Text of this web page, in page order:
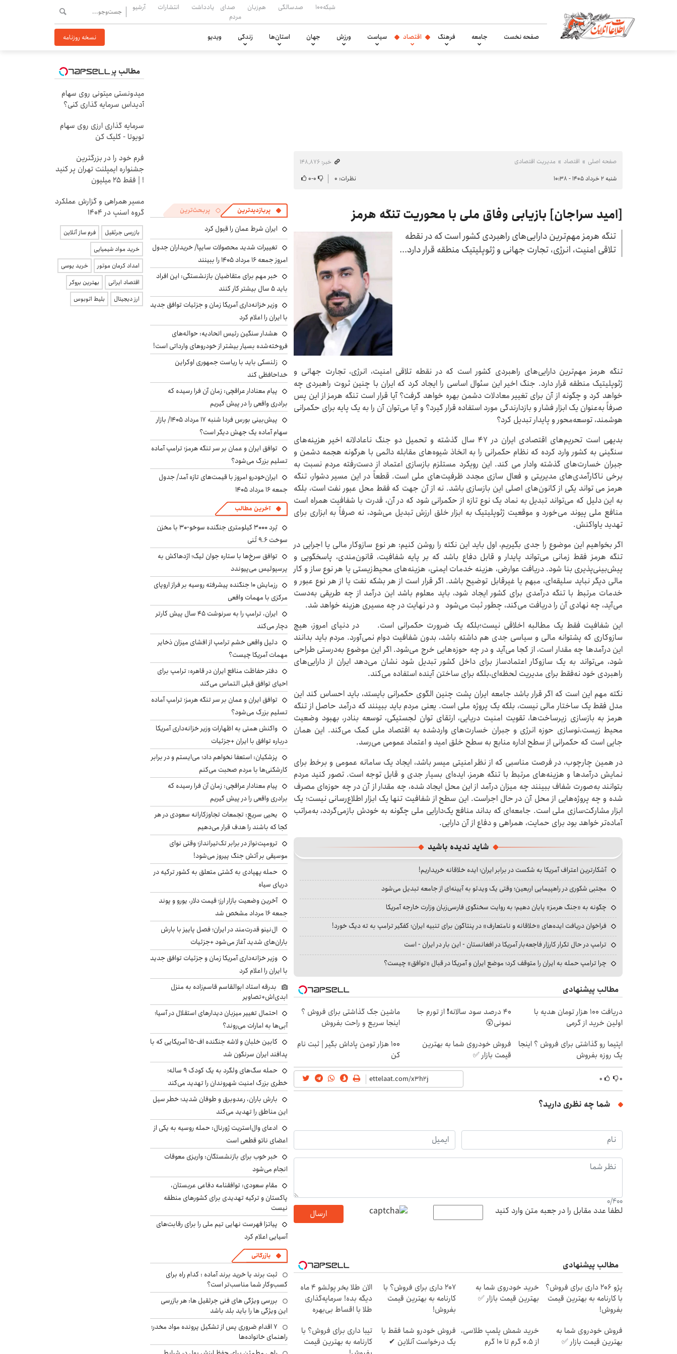
شبکه۱۰۰ صدسالگی هم‌زبان
صدای
مردم
یادداشت انتشارات آرشیو
صفحه نخست جامعه فرهنگ اقتصاد سیاست ورزش جهان استان‌ها زندگی ویدیو نسخه روزنامه
صفحه اصلی اقتصاد مدیریت اقتصادی
خبر: ۱۴۸٬۸۷۶
شنبه ۲ خرداد ۱۴۰۵ - ۱۰:۳۸
نظرات: ۰ ۰-۰
[امید سراجان] بازیابی وفاق ملی با محوریت تنگه هرمز
تنگه هرمز مهم‌ترین دارایی‌های راهبردی کشور است که در نقطه
تلاقی امنیت، انرژی، تجارت جهانی و ژئوپلیتیک منطقه قرار دارد...
تنگه هرمز مهم‌ترین دارایی‌های راهبردی کشور است که در نقطه تلاقی امنیت، انرژی، تجارت جهانی و
ژئوپلیتیک منطقه قرار دارد. جنگ اخیر این سئوال اساسی را ایجاد کرد که ایران با چنین ثروت راهبردی چه
خواهد کرد و چگونه از آن برای تغییر معادلات دشمن بهره خواهد گرفت؟ آیا قرار است تنگه هرمز از این پس
صرفاً به‌عنوان یک ابزار فشار و بازدارندگی مورد استفاده قرار گیرد؟ و آیا می‌توان آن را به یک پایه برای حکمرانی
هوشمند، توسعه‌محور و پایدار تبدیل کرد؟
بدیهی است تحریم‌های اقتصادی ایران در ۴۷ سال گذشته و تحمیل دو جنگ ناعادلانه اخیر هزینه‌های
سنگینی به کشور وارد کرده‌ که نظام حکمرانی را به اتخاذ شیوه‌های مقابله دائمی با هرگونه هجمه دشمن و
جبران خسارت‌های گذشته وادار می کند. این رویکرد مستلزم بازسازی اعتماد از دست‌رفته مردم نسبت به
برخی ناکارآمدی‌های مدیریتی و فعال سازی مجدد ظرفیت‌های ملی است. قطعاً در این مسیر دشوار، تنگه
هرمز می تواند یکی از کانون‌های اصلی این بازسازی باشد. نه از آن جهت که فقط محل عبور نفت است، بلکه
به این دلیل که می‌تواند تبدیل به نماد یک نوع تازه از حکمرانی شود که در آن، قدرت با شفافیت همراه است
منافع ملی پیوند می‌خورد و موقعیت ژئوپلیتیک به ابزار خلق ارزش تبدیل می‌شود، نه صرفاً به ابزاری برای
تهدید یاواکنش.
اگر بخواهیم این موضوع را جدی بگیریم، اول باید این نکته را روشن کنیم: هر نوع سازوکار مالی یا اجرایی در
تنگه هرمز فقط زمانی می‌تواند پایدار و قابل دفاع باشد که بر پایه شفافیت، قانون‌مندی، پاسخگویی و
پیش‌بینی‌پذیری بنا شود. دریافت عوارض، هزینه خدمات ایمنی، هزینه‌های محیط‌زیستی یا هر نوع ساز و کار
مالی دیگر نباید سلیقه‌ای، مبهم یا غیرقابل توضیح باشد. اگر قرار است از هر بشکه نفت یا از هر نوع عبور و
خدمات مرتبط با تنگه درآمدی برای کشور ایجاد شود، باید معلوم باشد این درآمد از چه طریقی به‌دست
می‌آید، چه نهادی آن را دریافت می‌کند، چطور ثبت می‌شود و در نهایت در چه مسیری هزینه خواهد شد.
این شفافیت فقط یک مطالبه اخلاقی نیست؛بلکه یک ضرورت حکمرانی است. در دنیای امروز، هیچ
سازوکاری که پشتوانه مالی و سیاسی جدی هم داشته باشد، بدون شفافیت دوام نمی‌آورد. مردم باید بدانند
این درآمدها چه مقدار است، از کجا می‌آید و در چه حوزه‌هایی خرج می‌شود. اگر این موضوع به‌درستی طراحی
شود، می‌تواند به یک سازوکار اعتمادساز برای داخل کشور تبدیل شود نشان می‌دهد ایران از دارایی‌های
راهبردی خود نه‌فقط برای مدیریت لحظه‌ای،بلکه برای ساختن آینده استفاده می‌کند.
نکته مهم این است که اگر قرار باشد جامعه ایران پشت چنین الگوی حکمرانی بایستد، باید احساس کند این
مدل فقط یک ساختار مالی نیست، بلکه یک پروژه ملی است. یعنی مردم باید ببینند که درآمد حاصل از تنگه
هرمز به بازسازی زیرساخت‌ها، تقویت امنیت دریایی، ارتقای توان لجستیکی، توسعه بنادر، بهبود وضعیت
محیط‌ زیست،نوسازی حوزه انرژی و جبران خسارت‌های واردشده به اقتصاد ملی کمک می‌کند. این همان
جایی است که حکمرانی از سطح اداره منابع به سطح خلق امید و اعتماد عمومی می‌رسد.
در همین چارچوب، در فرصت مناسبی که از نظر امنیتی میسر باشد، ایجاد یک سامانه عمومی و برخط برای
نمایش درآمدها و هزینه‌های مرتبط با تنگه هرمز، ایده‌ای بسیار جدی و قابل توجه است. تصور کنید مردم
بتوانند به‌صورت شفاف ببینند چه میزان درآمد از این محل ایجاد شده، چه مقدار از آن در چه حوزه‌ای مصرف
شده و چه پروژه‌هایی از محل آن در حال اجراست. این سطح از شفافیت تنها یک ابزار اطلاع‌رسانی نیست؛ یک
ابزار مشارکت‌سازی ملی است. جامعه‌ای که بداند منافع یک‌دارایی ملی چگونه به خودش بازمی‌گردد، به‌مراتب
آماده‌تر خواهد بود برای حمایت، همراهی و دفاع از آن دارایی.
شاید ندیده باشید
آشکارترین اعتراف آمریکا به شکست در برابر ایران؛ ایده خلاقانه خریداریم!
مجتبی شکوری در راهپیمایی اربعین؛ وقتی یک ویدئو به آیینه‌ای از جامعه تبدیل می‌شود
چگونه به «جنگ هرمز» پایان دهیم؛ به روایت سخنگوی فارسی‌زبان وزارت خارجه آمریکا
فراخوان دریافت ایده‌های «خلاقانه و نامتعارف» در پنتاگون برای تنبیه ایران؛ کفگیر ترامپ به ته دیگ خورد!
ترامپ در حال تکرار کارزار فاجعه‌بار آمریکا در افغانستان - این بار در ایران - است
چرا ترامپ حمله به ایران را متوقف کرد؛ موضع ایران و آمریکا در قبال «توافق» چیست؟
مطالب پیشنهادی
دریافت 100 هزار تومان هدیه با
اولین خرید از گرمی
40 درصد سود سالانه❗ از تورم جا
نمونی😲
ماشین جک گذاشتی برای فروش ؟
اینجا سریع و راحت بفروش
اپتیما رو گذاشتی برای فروش ؟ اینجا
یک روزه بفروش
فروش خودروی شما به بهترین
قیمت بازار ✅
100 هزار تومن پاداش بگیر | ثبت نام
کن
۰ ۰
شما چه نظری دارید؟
0/400
لطفا عدد مقابل را در جعبه متن وارد کنید ارسال
مطالب پیشنهادی
پژو 206 داری برای فروش؟
با کارنامه به بهترین قیمت
بفروش!
خرید خودروی شما به
بهترین قیمت بازار ✅
207 داری برای فروش؟ با
کارنامه به بهترین قیمت
بفروش!
الان طلا بخر پولشو 4 ماه
دیگه بده! سرمایه‌گذاری
طلا با اقساط بی‌بهره
فروش خودروی شما به
بهترین قیمت بازار ✅
خرید شمش پلمپ طلاسی،
از ۰.۵ گرم تا ۱۰ گرم
فروش خودرو شما فقط با
یک درخواست آنلاین ✔
تیبا داری برای فروش؟ با
کارنامه به بهترین قیمت
پربازدیدترین پربحث‌ترین
ایران شرط عمان را قبول کرد
تغییرات شدید محصولات سایپا/ خریداران جدول
امروز جمعه ۱۶ مرداد ۱۴۰۵ را ببینند
خبر مهم برای متقاضیان بازنشستگی: این افراد
باید ۵ سال بیشتر کار کنند
وزیر خزانه‌داری آمریکا زمان و جزئیات توافق جدید
با ایران را اعلام کرد
هشدار سنگین رئیس اتحادیه: حواله‌های
فروخته‌شده بسیار بیشتر از خودروهای وارداتی است!
زلنسکی باید با ریاست جمهوری اوکراین
خداحافظی کند
پیام معنادار عراقچی: زمان آن فرا رسیده که
برادری واقعی را در پیش گیریم
پیش‌بینی بورس فردا شنبه ۱۷ مرداد ۱۴۰۵/ بازار
سهام آماده یک جهش دیگر است؟
توافق ایران و عمان بر سر تنگه هرمز؛ ترامپ آماده
تسلیم بزرگ می‌شود؟
ایران‌خودرو امروز با قیمت‌های تازه آمد/ جدول
جمعه ۱۶ مرداد ۱۴۰۵
آخرین مطالب
بُرد ۳۰۰۰ کیلومتری جنگنده سوخو-۳۰ با مخزن
سوخت ۹.۶ تُنی
توافق سرخ‌ها با ستاره جوان لیگ؛ اژدهاکش به
پرسپولیس می‌پیوندد
رزمایش ۱۰ جنگنده پیشرفته روسیه بر فراز اروپای
مرکزی با مهمات واقعی
ایران، ترامپ را به سرنوشت ۴۵ سال پیش کارتر
دچار می‌کند
دلیل واقعی خشم ترامپ از افشای میزان ذخایر
مهمات آمریکا چیست؟
دفتر حفاظت منافع ایران در قاهره: ترامپ برای
احیای توافق قبلی التماس می‌کند
توافق ایران و عمان بر سر تنگه هرمز؛ ترامپ آماده
تسلیم بزرگ می‌شود؟
واکنش همتی به اظهارات وزیر خزانه‌داری آمریکا
درباره توافق با ایران +جزئیات
پزشکیان: استعفا نخواهم داد؛ می‌ایستم و در برابر
کارشکنی‌ها با مردم صحبت می‌کنم
پیام معنادار عراقچی: زمان آن فرا رسیده که
برادری واقعی را در پیش گیریم
یحیی سریع: تجمعات تجاوزکارانه سعودی در هر
کجا که باشند را هدف قرار می‌دهیم
ترومپت‌نواز در برابر تک‌تیرانداز؛ وقتی نوای
موسیقی بر آتش جنگ پیروز می‌شود!
حمله پهپادی به کشتی متعلق به کشور ترکیه در
دریای سیاه
آخرین وضعیت بازار ارز؛ قیمت دلار، یورو و پوند
جمعه ۱۶ مرداد مشخص شد
ال‌نینو قدرت‌مند در ایران؛ فصل پاییز با بارش
باران‌های شدید آغاز می‌شود +جزئیات
وزیر خزانه‌داری آمریکا زمان و جزئیات توافق جدید
با ایران را اعلام کرد
بدرقه استاد ابوالقاسم قاسم‌زاده به منزل
ابدی‌اش+تصاویر
احتمال تغییر میزبان دیدارهای استقلال در آسیا؛
آبی‌ها به امارات می‌روند؟
کابین خلبان و لاشه جنگنده اف-۱۵ آمریکایی که با
پدافند ایران سرنگون شد
حمله سگ‌های ولگرد به یک کودک ۹ ساله؛
خطری بزرگ امنیت شهروندان را تهدید می‌کند
بارش باران، رعدوبرق و طوفان شدید؛ خطر سیل
این مناطق را تهدید می‌کند
ادعای وال‌استریت ژورنال: حمله روسیه به یکی از
اعضای ناتو قطعی است
خبر خوب برای بازنشستگان: واریزی معوقات
انجام می‌شود
مقام سعودی: توافقنامه دفاعی عربستان،
پاکستان و ترکیه تهدیدی برای کشورهای منطقه
نیست
پیاتزا فهرست نهایی تیم ملی را برای رقابت‌های
آسیایی اعلام کرد
بازرگانی
ثبت برند یا خرید برند آماده : کدام راه برای
کسب‌وکار شما مناسب‌تر است؟
بررسی ویژگی های فنی جرثقیل ها: هر بازرسی
این ویژگی ها را باید بلد باشد
۷ اقدام ضروری پس از تشکیل پرونده مواد مخدر؛
راهنمای خانواده‌ها
مطالب پیشنهادی
میدونستی میتونی روی سهام
آدیداس سرمایه گذاری کنی؟
سرمایه گذاری ارزی روی سهام
تویوتا - کلیک کن
فرم خود را در بزرگترین
جشنواره ایمپلنت تهران پر کنید
! | فقط ۲۵ میلیون
مسیر همراهی و گزارش عملکرد
گروه اسنپ در ۱۴۰۴
بازرسی جرثقیل
فرم ساز آنلاین
خرید مواد شیمیایی
امداد کرمان موتور
خرید یوسی
اقتصاد ایرانی
بهترین بروکر
ارز دیجیتال
بلیط اتوبوس